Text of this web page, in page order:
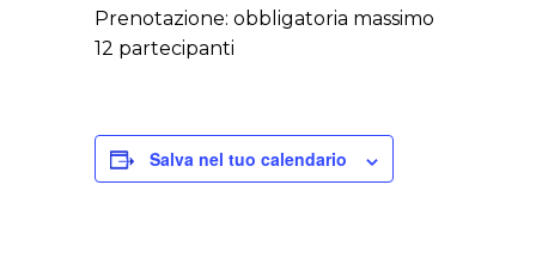
Prenotazione: obbligatoria massimo
12 partecipanti
Salva nel tuo calendario